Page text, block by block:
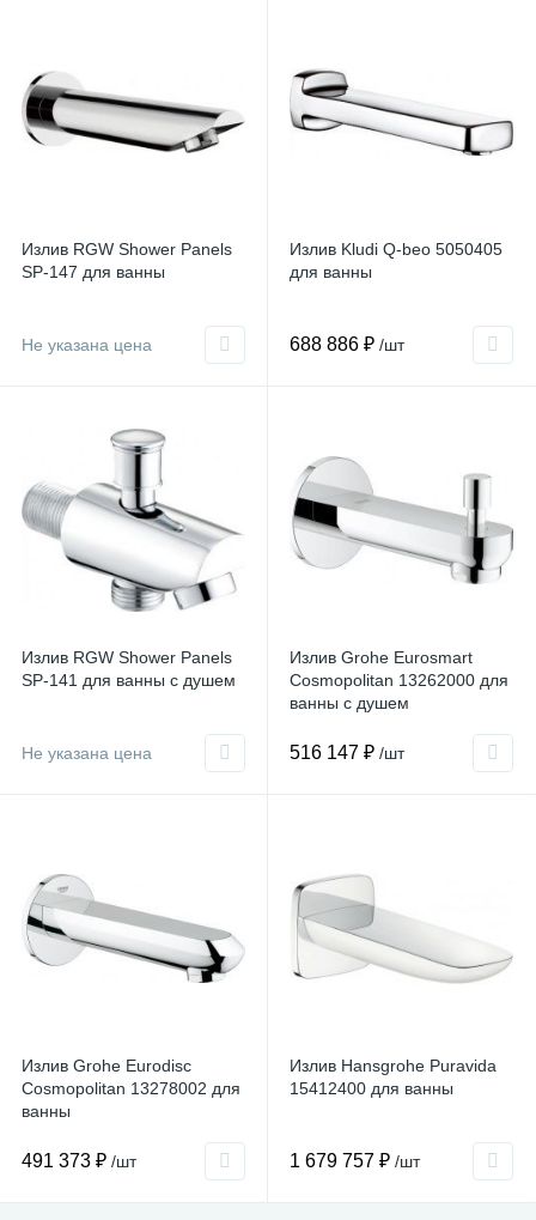
Излив RGW Shower Panels
SP-147 для ванны
Не указана цена
Излив Kludi Q-beo 5050405
для ванны
688 886 ₽ /шт
Излив RGW Shower Panels
SP-141 для ванны с душем
Не указана цена
Излив Grohe Eurosmart
Cosmopolitan 13262000 для
ванны с душем
516 147 ₽ /шт
Излив Grohe Eurodisc
Cosmopolitan 13278002 для
ванны
491 373 ₽ /шт
Излив Hansgrohe Puravida
15412400 для ванны
1 679 757 ₽ /шт